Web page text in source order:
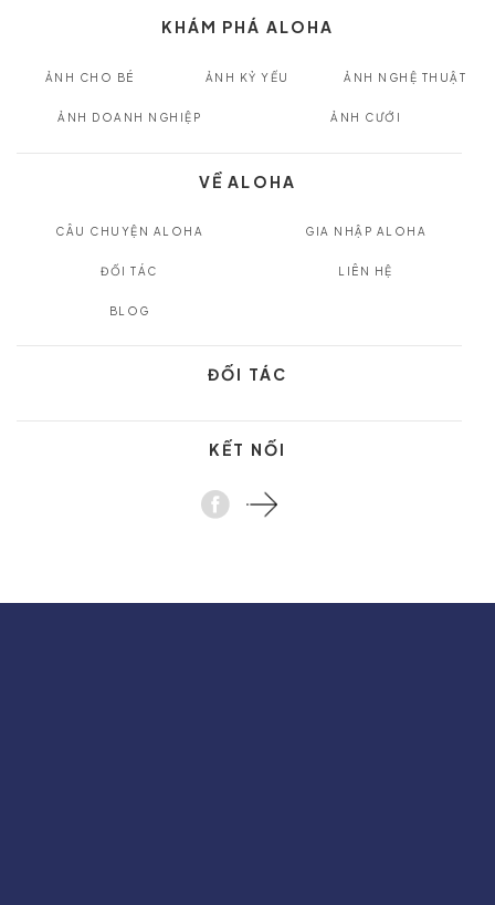
KHÁM PHÁ ALOHA
ẢNH CHO BÉ ẢNH KỶ YẾU ẢNH NGHỆ THUẬT
ẢNH DOANH NGHIỆP ẢNH CƯỚI
VỀ ALOHA
CÂU CHUYỆN ALOHA GIA NHẬP ALOHA
ĐỐI TÁC LIÊN HỆ
BLOG
ĐỐI TÁC
KẾT NỐI